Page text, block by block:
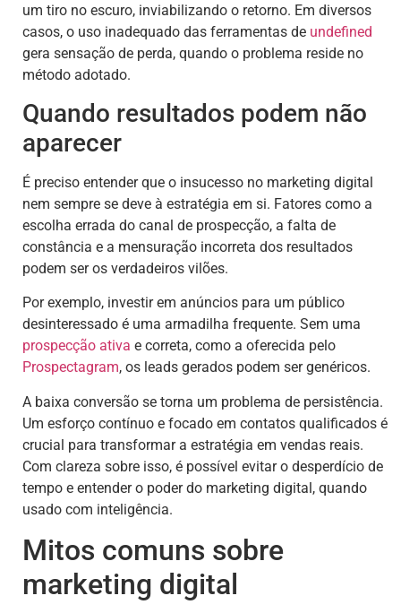
um tiro no escuro, inviabilizando o retorno. Em diversos
casos, o uso inadequado das ferramentas de undefined
gera sensação de perda, quando o problema reside no
método adotado.
Quando resultados podem não
aparecer
É preciso entender que o insucesso no marketing digital
nem sempre se deve à estratégia em si. Fatores como a
escolha errada do canal de prospecção, a falta de
constância e a mensuração incorreta dos resultados
podem ser os verdadeiros vilões.
Por exemplo, investir em anúncios para um público
desinteressado é uma armadilha frequente. Sem uma
prospecção ativa e correta, como a oferecida pelo
Prospectagram, os leads gerados podem ser genéricos.
A baixa conversão se torna um problema de persistência.
Um esforço contínuo e focado em contatos qualificados é
crucial para transformar a estratégia em vendas reais.
Com clareza sobre isso, é possível evitar o desperdício de
tempo e entender o poder do marketing digital, quando
usado com inteligência.
Mitos comuns sobre
marketing digital